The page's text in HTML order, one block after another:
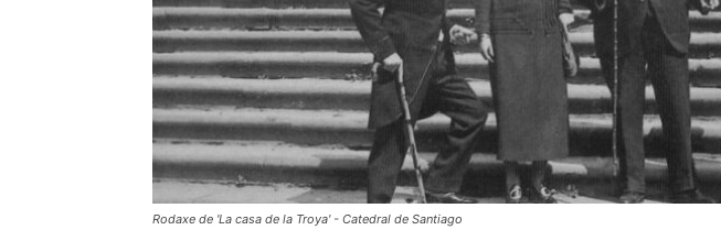
Rodaxe de 'La casa de la Troya' - Catedral de Santiago